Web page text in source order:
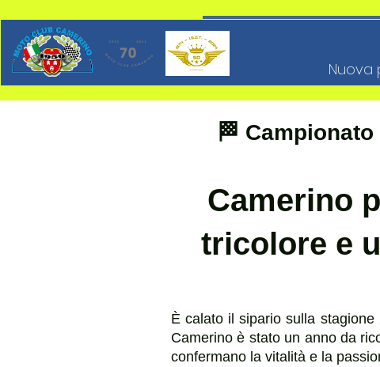
Nuova
🏁
Camerino
tricolore e
È calato il sipario sulla
Camerino è stato un anno da
confermano la vitalità e la